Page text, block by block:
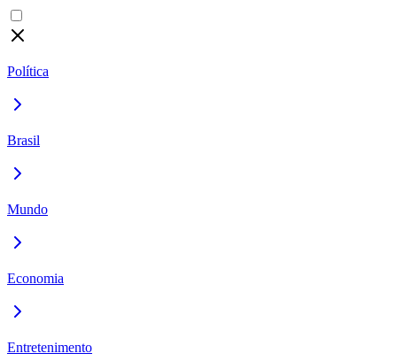
Política
Brasil
Mundo
Economia
Entretenimento